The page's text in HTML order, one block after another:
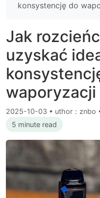
konsystencję do
Jak
uzyskać
waporyzacji
2025-10-03 • uthor：znbo
5 minute read